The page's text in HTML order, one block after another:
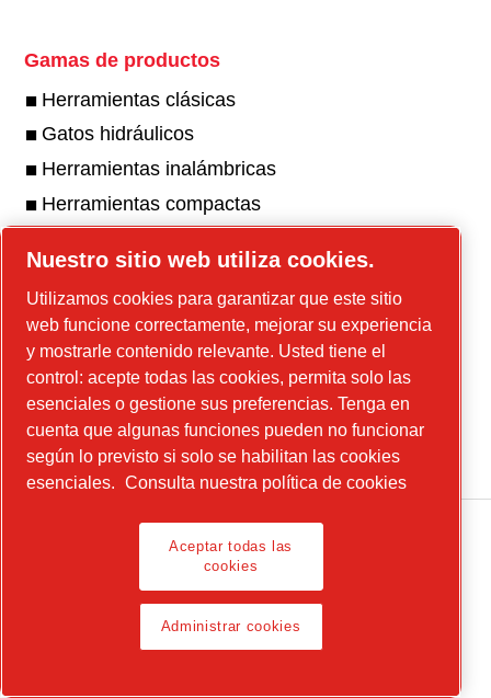
Gamas de productos
Herramientas clásicas
Gatos hidráulicos
Herramientas inalámbricas
Herramientas compactas
angulares y de troqueles industriales
Serie CP3650 - Lijadoras y amoladoras
industriales
Serie CP3850 - Lijadoras y amoladoras
angulares industriales
Serie CP1117 - Taladros de pistola industriales
Administrar cookies
Nuestro sitio web utiliza cookies.
Utilizamos cookies para garantizar que este sitio
web funcione correctamente, mejorar su experiencia
y mostrarle contenido relevante. Usted tiene el
control: acepte todas las cookies, permita solo las
esenciales o gestione sus preferencias. Tenga en
cuenta que algunas funciones pueden no funcionar
según lo previsto si solo se habilitan las cookies
esenciales. Consulta nuestra política de cookies
Aceptar todas las
cookies
Administrar cookies